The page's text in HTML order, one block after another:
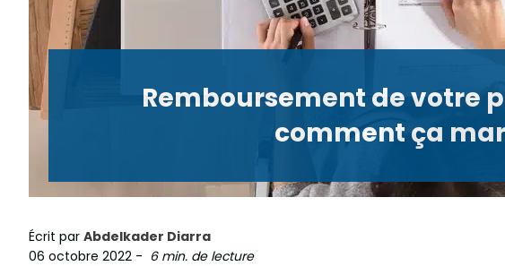
Remboursement de votre
comment ça
Écrit par Abdelkader Diarra
06 octobre 2022 - 6 min. de lecture